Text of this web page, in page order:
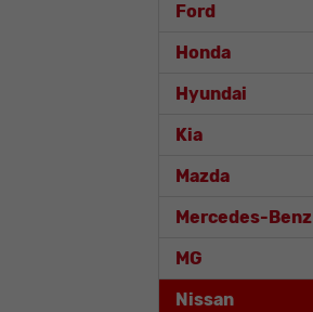
Ford
Honda
Hyundai
Kia
Mazda
Mercedes-Benz
MG
Nissan